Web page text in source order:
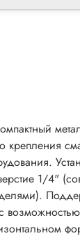
крепления
1/4"